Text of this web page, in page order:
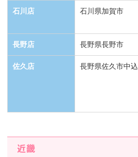
石川店 石川県加賀市
長野店 長野県長野市
佐久店 長野県佐久市中込
近畿